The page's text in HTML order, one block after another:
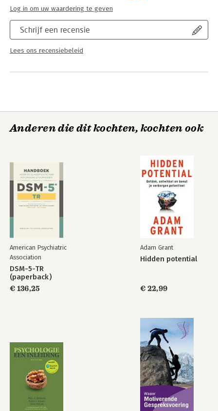
sessies variant, inclusief tips, uitleg, valkuilen en voorbeelden.
Schrijf een recensie
Lees ons recensiebeleid
Log in om uw waardering te geven
Anderen die dit kochten, kochten ook
American Psychiatric
Association
DSM-5-TR
(paperback)
€ 136,25
Adam Grant
Hidden potential
€ 22,99